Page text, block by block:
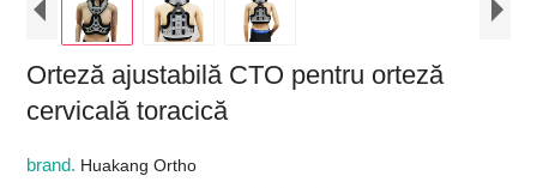
Orteză ajustabilă CTO pentru orteză
cervicală toracică
brand. Huakang Ortho